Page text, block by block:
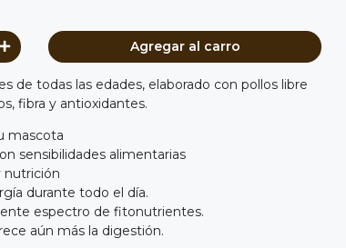
Agregar al carro
de todas las edades, elaborado con pollos libre
fibra y antioxidantes.
mascota
sensibilidades alimentarias
nutrición
durante todo el día.
espectro de fitonutrientes.
aún más la digestión.